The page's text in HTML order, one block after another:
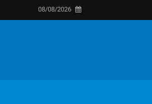
08/08/2026